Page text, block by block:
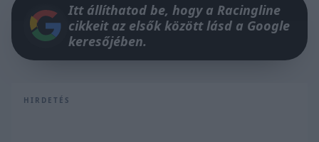
Itt állíthatod be, hogy a Racingline
cikkeit az elsők között lásd a Google
keresőjében.
HIRDETÉS